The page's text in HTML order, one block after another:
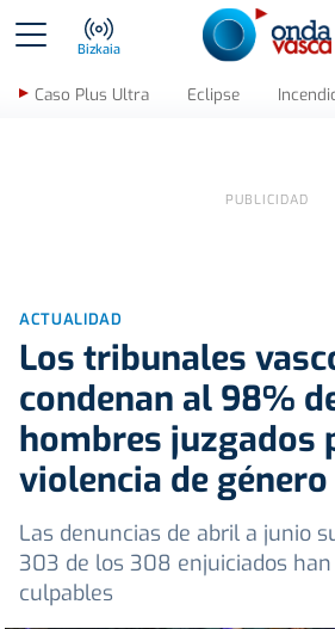
Bizkaia
Caso Plus Ultra Eclipse
ACTUALIDAD
Los tribunales
condenan al 98%
hombres juzgados
violencia de género
Las denuncias de abril a junio
303 de los 308 enjuiciados
culpables